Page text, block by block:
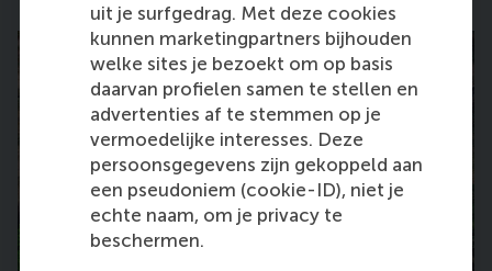
uit je surfgedrag. Met deze cookies
kunnen marketingpartners bijhouden
welke sites je bezoekt om op basis
daarvan profielen samen te stellen en
advertenties af te stemmen op je
vermoedelijke interesses. Deze
persoonsgegevens zijn gekoppeld aan
een pseudoniem (cookie-ID), niet je
echte naam, om je privacy te
beschermen.